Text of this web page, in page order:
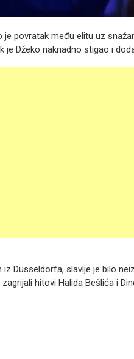
je povratak među elitu uz
je Džeko naknadno stigao i
Düsseldorfa, slavlje je bilo
hitovi Halida Bešlića i